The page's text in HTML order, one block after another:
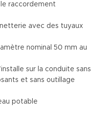
raccordement
avec des tuyaux
nominal 50 mm au
sur la conduite sans
et sans outillage
potable